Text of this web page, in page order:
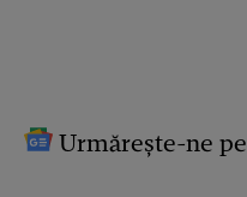
Urmărește-ne pe